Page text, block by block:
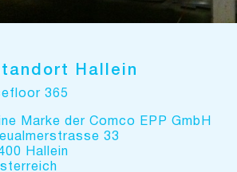
Hallein
365
Marke der Comco EPP GmbH
33
Hallein